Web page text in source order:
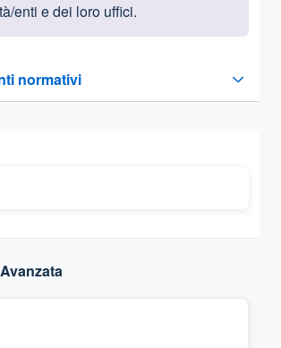
enti e dei loro uffici.
normativi